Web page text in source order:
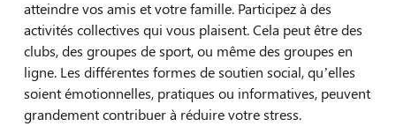
atteindre vos amis et votre famille. Participez à des
activités collectives qui vous plaisent. Cela peut être des
clubs, des groupes de sport, ou même des groupes en
ligne. Les différentes formes de soutien social, qu’elles
soient émotionnelles, pratiques ou informatives, peuvent
grandement contribuer à réduire votre stress.